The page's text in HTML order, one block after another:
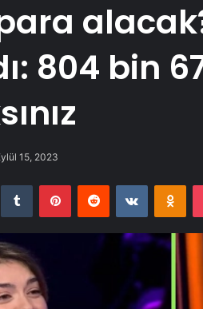
804 bin
15, 2023
Tumblr PinterestReddit VKontakte